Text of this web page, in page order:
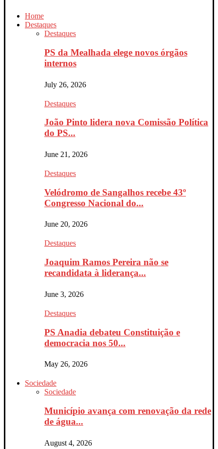
Home
Destaques
Destaques
PS da Mealhada elege novos órgãos
internos
July 26, 2026
Destaques
João Pinto lidera nova Comissão Política
do PS...
June 21, 2026
Destaques
Velódromo de Sangalhos recebe 43º
Congresso Nacional do...
June 20, 2026
Destaques
Joaquim Ramos Pereira não se
recandidata à liderança...
June 3, 2026
Destaques
PS Anadia debateu Constituição e
democracia nos 50...
May 26, 2026
Sociedade
Sociedade
Município avança com renovação da rede
de água...
August 4, 2026